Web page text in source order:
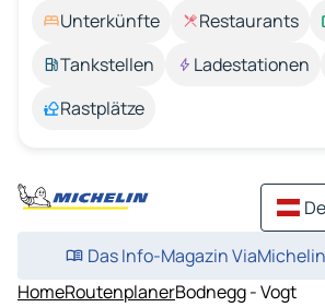
Unterkünfte Restaurants
Tankstellen
Ladestationen
Rastplätze
Das Info-Magazin
HomeRoutenplanerBodnegg - Vogt